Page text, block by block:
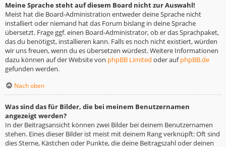
Meine Sprache steht auf diesem Board nicht zur Auswahl!
Meist hat die Board-Administration entweder deine Sprache nicht
installiert oder niemand hat das Forum bislang in deine Sprache
übersetzt. Frage ggf. einen Board-Administrator, ob er das Sprachpaket,
das du benötigst, installieren kann. Falls es noch nicht existiert, würden
wir uns freuen, wenn du es übersetzen würdest. Weitere Informationen
dazu können auf der Website von phpBB Limited oder aufphpBB.de
gefunden werden.
Nach oben
Was sind das für Bilder, die bei meinem Benutzernamen
angezeigt werden?
In der Beitragsansicht können zwei Bilder bei deinem Benutzernamen
stehen. Eines dieser Bilder ist meist mit deinem Rang verknüpft: Oft sind
dies Sterne, Kästchen oder Punkte, die deine Beitragszahl oder deinen